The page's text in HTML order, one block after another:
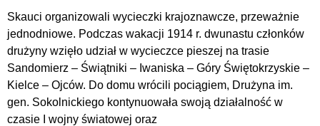
Skauci organizowali wycieczki krajoznawcze, przeważnie
jednodniowe. Podczas wakacji 1914 r. dwunastu członków
drużyny wzięło udział w wycieczce pieszej na trasie
Sandomierz – Świątniki – Iwaniska – Góry Świętokrzyskie –
Kielce – Ojców. Do domu wrócili pociągiem, Drużyna im.
gen. Sokolnickiego kontynuowała swoją działalność w
czasie I wojny światowej oraz